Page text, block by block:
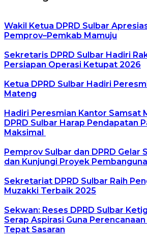
Wakil Ketua DPRD Sulbar
Pemprov–Pemkab Mamuju
Sekretaris DPRD Sulbar Hadiri
Persiapan Operasi Ketupat 2026
Ketua DPRD Sulbar Hadiri
Mateng
Hadiri Peresmian Kantor Samsat
DPRD Sulbar Harap Pendapatan
Maksimal
Pemprov Sulbar dan DPRD Gelar
dan Kunjungi Proyek
Sekretariat DPRD Sulbar Raih
Muzakki Terbaik 2025
Sekwan: Reses DPRD Sulbar
Serap Aspirasi Guna
Tepat Sasaran